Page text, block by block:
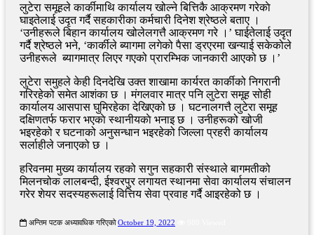
लुटेरा समूहले कार्कीमाथि कार्यालय खोल्ने बित्तिकै आक्रमण गरेकाे
घाइतेलाई उदृत गर्दै सहकारीका कर्मचारी दिनेश श्रेष्ठले बताए ।
‘उनीहरूले बिहान कार्यालय खोलेलगत्तै आक्रमण गरे ।’ घाईतेलाई उदृत
गर्दै श्रेष्ठले भने, ‘कार्कीले ब्यागमा लगेको पैसा ड्रएरमा खन्याई सकेकोले
उनीहरूले ब्यागमात्र लिएर गएको प्रारम्भिक जानकारी आएको छ ।’
लुटेरा समुहले केही दिनदेखि उक्त शाखामा कार्यरत कार्कीको निगरानी
गरिरहेको समेत आशंका छ । मंगलवार मात्र पनि लुटेरा समूह सोही
कार्यालय आसपास घुमिरहेका देखिएको छ । घटनालगत्तै लुटेरा समूह
दक्षिणतर्फ फरार भएकाे स्थानीयकाे भनाइ छ । उनीहरूको खोजी
भइरहेको र घटनाको अनुसन्धान भइरहेको जिल्ला प्रहरी कार्यालय
सर्लाहीले जनाएको छ ।
हरिवनमा मुख्य कार्यालय रहको सगुन सहकारी संस्थाले बागमतीको
मिलनचोक लालबन्दी, ईश्वरपुर लगायत स्थानमा सेवा कार्यालय संचालन
गरेर शेयर सदस्यहरूलाई वित्तिय सेवा प्रवाह गर्दै आइरहेको छ ।
अन्तिम पटक अध्यावधिक गरिएको October 19, 2022